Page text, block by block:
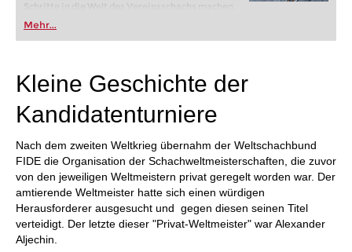
Schritte in die Welt des Vereinsschachs machen
oder bereits auf Turnierniveau spielen: Mit
FRITZ trainieren Sie effizienter, intelligenter und
individueller als je zuvor.
Mehr...
Kleine Geschichte der
Kandidatenturniere
Nach dem zweiten Weltkrieg übernahm der Weltschachbund
FIDE die Organisation der Schachweltmeisterschaften, die zuvor
von den jeweiligen Weltmeistern privat geregelt worden war. Der
amtierende Weltmeister hatte sich einen würdigen
Herausforderer ausgesucht und gegen diesen seinen Titel
verteidigt. Der letzte dieser "Privat-Weltmeister" war Alexander
Aljechin.